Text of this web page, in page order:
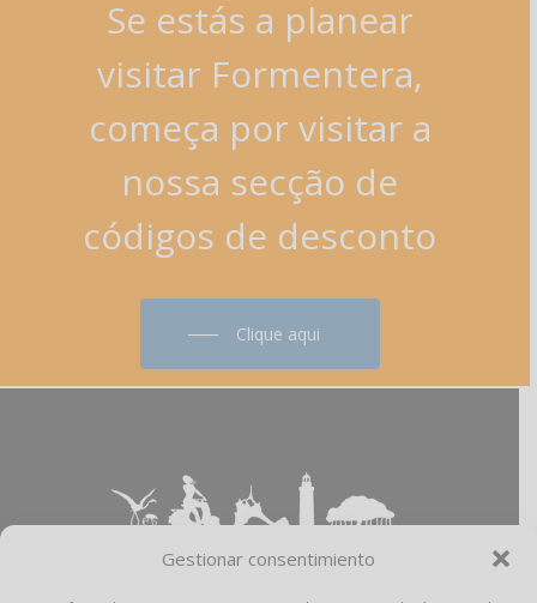
Gestionar consentimiento
Se estás a planear
visitar Formentera,
começa por visitar a
nossa secção de
códigos de desconto
Clique aqui